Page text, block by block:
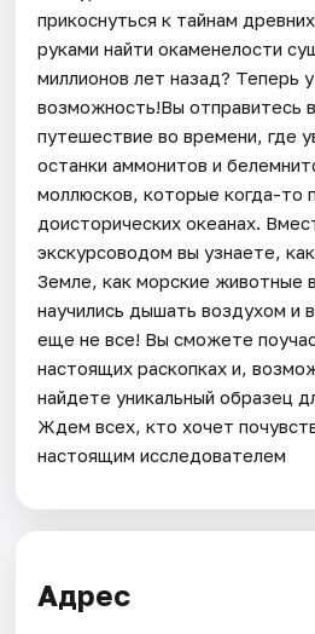
прикоснуться к тайнам
руками найти окаменелости
миллионов лет назад? Теперь
возможность!Вы отправитесь
путешествие во времени, где
останки аммонитов и
моллюсков, которые когда-то
доисторических океанах.
экскурсоводом вы узнаете,
Земле, как морские животные
научились дышать воздухом и
еще не все! Вы сможете
настоящих раскопках и,
найдете уникальный образец
Ждем всех, кто хочет
настоящим исследователем
Адрес